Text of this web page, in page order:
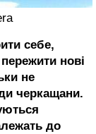
себе,
нові
не
черкащани.
до